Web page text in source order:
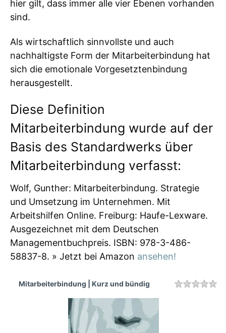
hier gilt, dass immer alle vier Ebenen vorhanden
sind.
Als wirtschaftlich sinnvollste und auch
nachhaltigste Form der Mitarbeiterbindung hat
sich die emotionale Vorgesetztenbindung
herausgestellt.
Diese Definition
Mitarbeiterbindung wurde auf der
Basis des Standardwerks über
Mitarbeiterbindung verfasst:
Wolf, Gunther: Mitarbeiterbindung. Strategie
und Umsetzung im Unternehmen. Mit
Arbeitshilfen Online. Freiburg: Haufe-Lexware.
Ausgezeichnet mit dem Deutschen
Managementbuchpreis. ISBN: 978-3-486-
58837-8. » Jetzt bei Amazon ansehen!
Mitarbeiterbindung | Kurz und bündig Rating